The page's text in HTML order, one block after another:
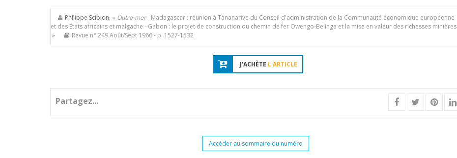
Philippe Scipion, « Outre-mer- Madagascar : réunion à Tananarive du Conseil d'administration de la Communauté économique européenne
et des États africains et malgache - Gabon : le projet de construction du chemin de fer Owengo-Belinga et la mise en valeur des richesses minières
»
Revue n° 249 Août/Sept 1966- p. 1527-1532
J'ACHÈTE L'ARTICLE
Partagez...
Accéder au sommaire du numéro